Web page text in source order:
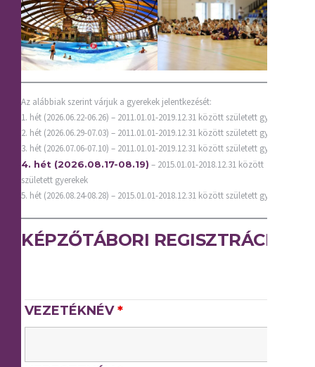
Az alábbiak szerint várjuk a gyerekek jelentkezését:
1. hét (2026.06.22-06.26) – 2011.01.01-2019.12.31 között született gyerekek
2. hét (2026.06.29-07.03) – 2011.01.01-2019.12.31 között született gyerekek
3. hét (2026.07.06-07.10) – 2011.01.01-2019.12.31 között született gyerekek
4. hét (2026.08.17-08.19) – 2015.01.01-2018.12.31 között
született gyerekek
5. hét (2026.08.24-08.28) – 2015.01.01-2018.12.31 között született gyerekek
KÉPZŐTÁBORI REGISZTRÁCIÓ
VEZETÉKNÉV*